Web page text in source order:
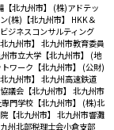
北九州市】 (株)アドテッ
(株)【北九州市】 HKK＆
ジネスコンサルティング
九州市】 北九州市教育委員
市立大学【北九州市】 (地
ワーク【北九州市】 (公財)
九州市】 北九州高速鉄道
議会【北九州市】 北九州市
門学校【北九州市】 (株)北
【北九州市】 北九州市響灘
九州北部税理士会小倉支部